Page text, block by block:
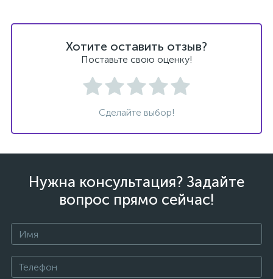
Хотите оставить отзыв?
Поставьте свою оценку!
Сделайте выбор!
Нужна консультация? Задайте
вопрос прямо сейчас!